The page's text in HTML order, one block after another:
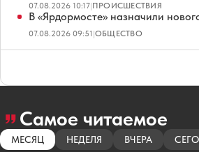
07.08.2026 10:17|ПРОИСШЕСТВИЯ
В «Ярдормосте» назначили
07.08.2026 09:51|ОБЩЕСТВО
Самое читаемое
МЕСЯЦ НЕДЕЛЯ ВЧЕРА